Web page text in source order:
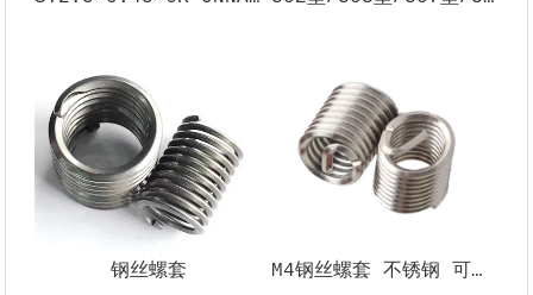
钢丝螺套 M4钢丝螺套 不锈钢 可定制丝套 加强螺纹